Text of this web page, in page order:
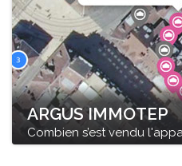
ARGUS IMMOTEP
Combien s’est vendu